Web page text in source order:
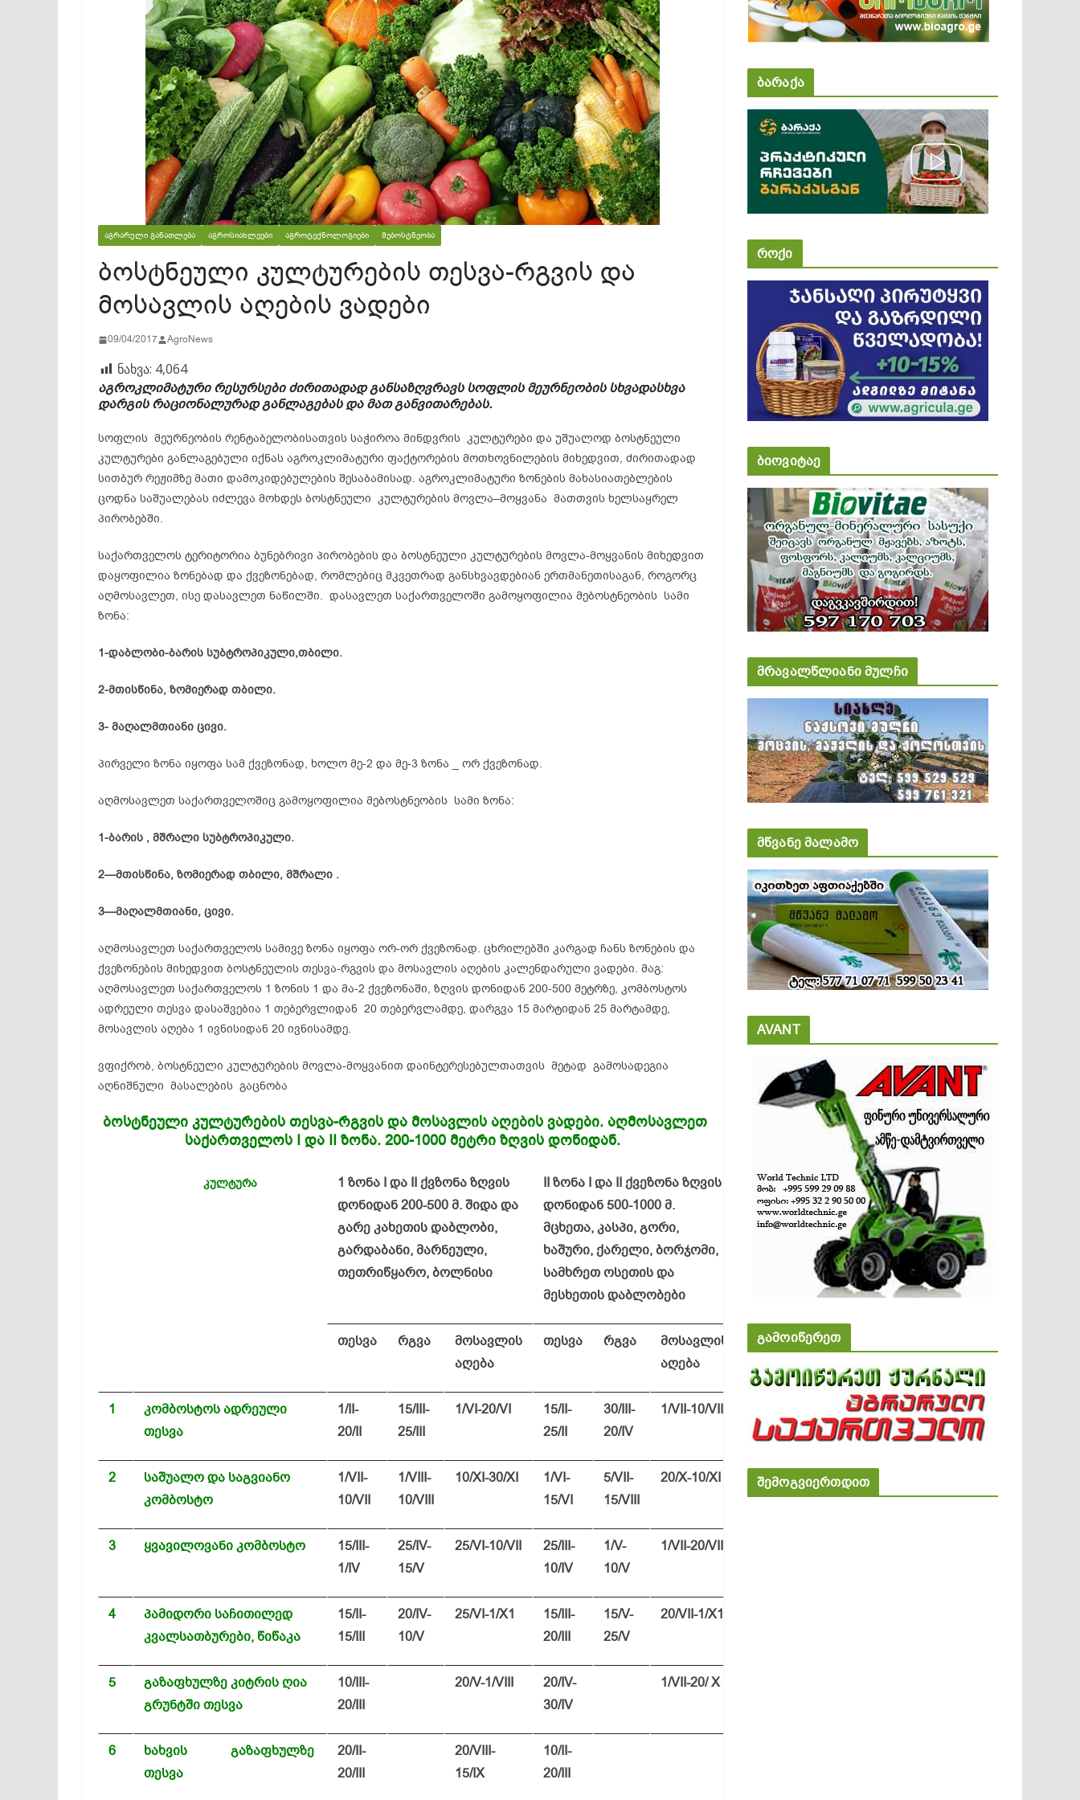
ᲐᲒᲠᲐᲠᲣᲚᲘ ᲒᲐᲜᲐᲗᲚᲔᲑᲐ ᲐᲒᲠᲝᲡᲘᲐᲮᲚᲔᲔᲑᲘ ᲐᲒᲠᲝᲢᲔᲥᲜᲝᲚᲝᲒᲘᲔᲑᲘ ᲛᲔᲑᲝᲡᲢᲜᲔᲝᲑᲐ
ბოსტნეული კულტურების თესვა-რგვის და
მოსავლის აღების ვადები
09/04/2017 AgroNews
ნახვა: 4,064
აგროკლიმატური რესურსები ძირითადად განსაზღვრავს სოფლის მეურნეობის სხვადასხვა
დარგის რაციონალურად განლაგებას და მათ განვითარებას.
სოფლის მეურნეობის რენტაბელობისათვის საჭიროა მინდვრის კულტურები და უშუალოდ ბოსტნეული
კულტურები განლაგებული იქნას აგროკლიმატური ფაქტორების მოთხოვნილების მიხედვით, ძირითადად
სითბურ რეჟიმზე მათი დამოკიდებულების შესაბამისად. აგროკლიმატური ზონების მახასიათებლების
ცოდნა საშუალებას იძლევა მოხდეს ბოსტნეული კულტურების მოვლა–მოყვანა მათთვის ხელსაყრელ
პირობებში.
საქართველოს ტერიტორია ბუნებრივი პირობების და ბოსტნეული კულტურების მოვლა-მოყვანის მიხედვით
დაყოფილია ზონებად და ქვეზონებად, რომლებიც მკვეთრად განსხვავდებიან ერთმანეთისაგან, როგორც
აღმოსავლეთ, ისე დასავლეთ ნაწილში. დასავლეთ საქართველოში გამოყოფილია მებოსტნეობის სამი
ზონა:
1-დაბლობი-ბარის სუბტროპიკული,თბილი.
2-მთისწინა, ზომიერად თბილი.
3- მაღალმთიანი ცივი.
პირველი ზონა იყოფა სამ ქვეზონად, ხოლო მე-2 და მე-3 ზონა _ ორ ქვეზონად.
აღმოსავლეთ საქართველოშიც გამოყოფილია მებოსტნეობის სამი ზონა:
1-ბარის , მშრალი სუბტროპიკული.
2—მთისწინა, ზომიერად თბილი, მშრალი .
3—მაღალმთიანი, ცივი.
აღმოსავლეთ საქართველოს სამივე ზონა იყოფა ორ-ორ ქვეზონად. ცხრილებში კარგად ჩანს ზონების და
ქვეზონების მიხედვით ბოსტნეულის თესვა-რგვის და მოსავლის აღების კალენდარული ვადები. მაგ:
აღმოსავლეთ საქართველოს 1 ზონის 1 და მა-2 ქვეზონაში, ზღვის დონიდან 200-500 მეტრზე, კომბოსტოს
ადრეული თესვა დასაშვებია 1 თებერვლიდან 20 თებერვლამდე, დარგვა 15 მარტიდან 25 მარტამდე,
მოსავლის აღება 1 ივნისიდან 20 ივნისამდე.
ვფიქრობ, ბოსტნეული კულტურების მოვლა-მოყვანით დაინტერესებულთათვის მეტად გამოსადეგია
აღნიშნული მასალების გაცნობა
ბოსტნეული კულტურების თესვა-რგვის და მოსავლის აღების ვადები. აღმოსავლეთ
საქართველოს I და II ზონა. 200-1000 მეტრი ზღვის დონიდან.
კულტურა
1 ზონა I და II ქვზონა ზღვის
დონიდან 200-500 მ. შიდა და
გარე კახეთის დაბლობი,
გარდაბანი, მარნეული,
თეთრიწყარო, ბოლნისი
II ზონა I და II ქვეზონა ზღვის
დონიდან 500-1000 მ.
მცხეთა, კასპი, გორი,
ხაშური, ქარელი, ბორჯომი,
სამხრეთ ოსეთის და
მესხეთის დაბლობები
თესვა რგვა
მოსავლის
აღება
თესვა რგვა
მოსავლის
აღება
1
კომბოსტოს ადრეული
თესვა
1/II-
20/II
15/III-
25/III
1/VI-20/VI
15/II-
25/II
30/III-
20/IV
1/VII-10/VIII
2
საშუალო და საგვიანო
კომბოსტო
1/VII-
10/VII
1/VIII-
10/VIII
10/XI-30/XI
1/VI-
15/VI
5/VII-
15/VIII
20/X-10/XI
3 ყვავილოვანი კომბოსტო
15/III-
1/IV
25/IV-
15/V
25/VI-10/VII
25/III-
10/IV
1/V-
10/V
1/VII-20/VIII
4
პამიდორი საჩითილედ
კვალსათბურები, წიწაკა
15/II-
15/III
20/IV-
10/V
25/VI-1/X1
15/III-
20/III
15/V-
25/V
20/VII-1/X1
5
გაზაფხულზე კიტრის ღია
გრუნტში თესვა
10/III-
20/III
20/V-1/VIII
20/IV-
30/IV
1/VII-20/ X
6
ხახვის
თესვა
გაზაფხულზე
20/II-
20/III
20/VIII-
15/IX
10/II-
20/III
ბარაქა
როქი
ბიოვიტაე
მრავალწლიანი მულჩი
მწვანე მალამო
AVANT
გამოიწერეთ
შემოგვიერთდით